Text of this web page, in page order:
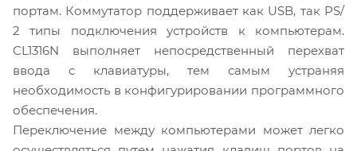
портам. Коммутатор поддерживает как USB, так PS/
2 типы подключения устройств к компьютерам.
CL1316N выполняет непосредственный перехват
ввода с клавиатуры, тем самым устраняя
необходимость в конфигурировании программного
обеспечения.
Переключение между компьютерами может легко